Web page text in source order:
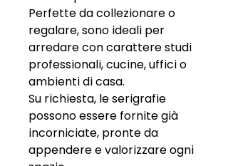
Perfette da collezionare o
regalare, sono ideali per
arredare con carattere studi
professionali, cucine, uffici o
ambienti di casa.
Su richiesta, le serigrafie
possono essere fornite già
incorniciate, pronte da
appendere e valorizzare ogni